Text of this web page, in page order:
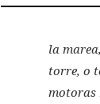
la
torre, o
motoras